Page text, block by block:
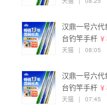
汉鼎一号六
台钓竿手杆 ¥
天猫 | 08:05
汉鼎一号六
台钓竿手杆 ¥
天猫 | 07:45